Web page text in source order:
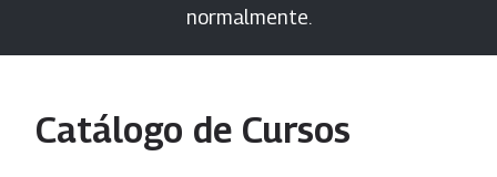
normalmente.
Catálogo de Cursos